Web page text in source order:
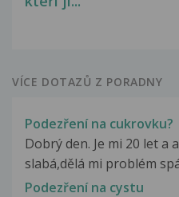
VÍCE DOTAZŮ Z PORADNY
Podezření na cukrovku?
Dobrý den. Je mi 20 let a
slabá,dělá mi problém
Podezření na cystu